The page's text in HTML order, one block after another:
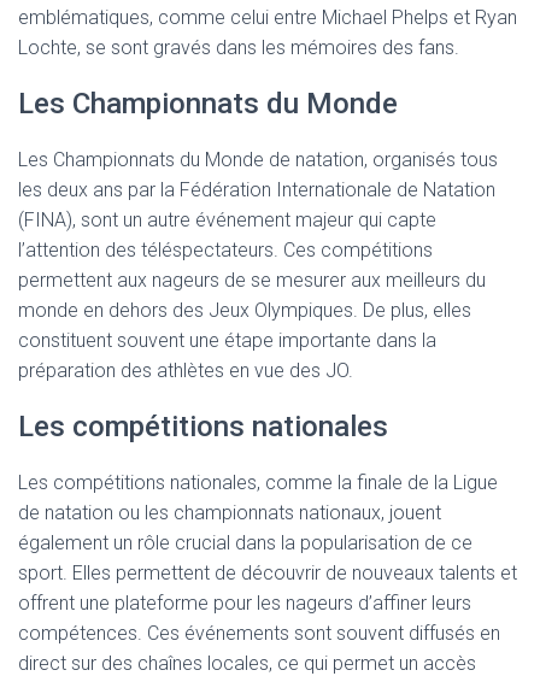
emblématiques, comme celui entre Michael Phelps et Ryan
Lochte, se sont gravés dans les mémoires des fans.
Les Championnats du Monde
Les Championnats du Monde de natation, organisés tous
les deux ans par la Fédération Internationale de Natation
(FINA), sont un autre événement majeur qui capte
l’attention des téléspectateurs. Ces compétitions
permettent aux nageurs de se mesurer aux meilleurs du
monde en dehors des Jeux Olympiques. De plus, elles
constituent souvent une étape importante dans la
préparation des athlètes en vue des JO.
Les compétitions nationales
Les compétitions nationales, comme la finale de la Ligue
de natation ou les championnats nationaux, jouent
également un rôle crucial dans la popularisation de ce
sport. Elles permettent de découvrir de nouveaux talents et
offrent une plateforme pour les nageurs d’affiner leurs
compétences. Ces événements sont souvent diffusés en
direct sur des chaînes locales, ce qui permet un accès